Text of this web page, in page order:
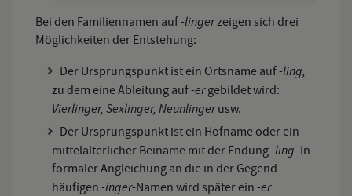
Bei den Familiennamen auf-lingerzeigen sich drei
Möglichkeiten der Entstehung:
Der Ursprungspunkt ist ein Ortsname auf-ling,
zu dem eine Ableitung auf-ergebildet wird:
Vierlinger, Sexlinger, Neunlingerusw.
Der Ursprungspunkt ist ein Hofname oder ein
mittelalterlicher Beiname mit der Endung-ling. In
formaler Angleichung an die in der Gegend
häufigen -inger-Namen wird später ein -er